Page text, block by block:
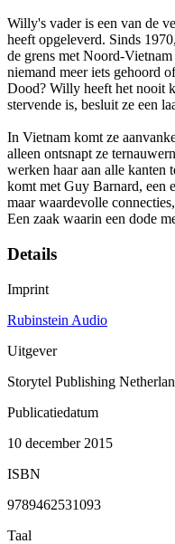
Willy's vader is een van de
heeft opgeleverd. Sinds
de grens met Noord-
niemand meer iets gehoord
Dood? Willy heeft het nooit
stervende is, besluit ze een
In Vietnam komt ze
alleen ontsnapt ze
werken haar aan alle kanten
komt met Guy Barnard, een
maar waardevolle
Een zaak waarin een dode
Details
Imprint
Rubinstein Audio
Uitgever
Storytel Publishing
Publicatiedatum
10 december 2015
ISBN
9789462531093
Taal